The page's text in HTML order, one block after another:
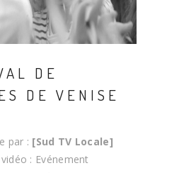
DE
DE VENISE
par : [Sud TV Locale]
: Evénement